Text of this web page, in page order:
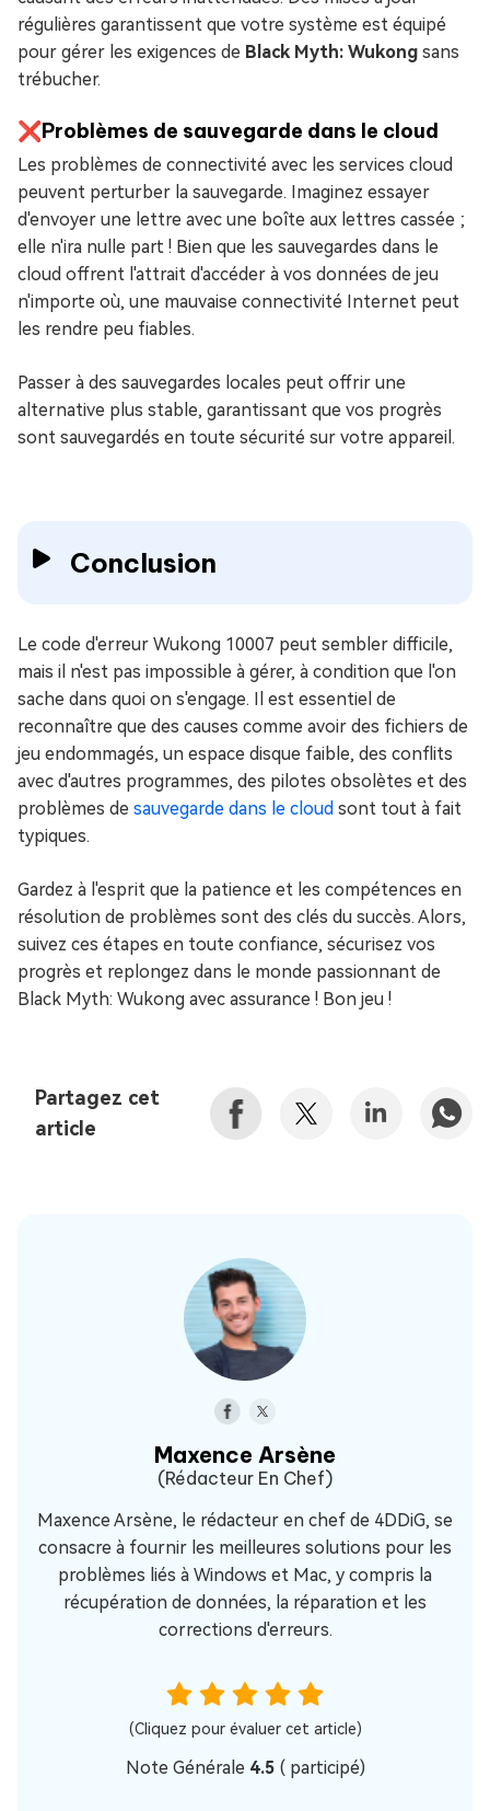
régulières garantissent que votre système est équipé
pour gérer les exigences de Black Myth: Wukong sans
trébucher.
❌Problèmes de sauvegarde dans le cloud
Les problèmes de connectivité avec les services cloud
peuvent perturber la sauvegarde. Imaginez essayer
d'envoyer une lettre avec une boîte aux lettres cassée ;
elle n'ira nulle part ! Bien que les sauvegardes dans le
cloud offrent l'attrait d'accéder à vos données de jeu
n'importe où, une mauvaise connectivité Internet peut
les rendre peu fiables.
Passer à des sauvegardes locales peut offrir une
alternative plus stable, garantissant que vos progrès
sont sauvegardés en toute sécurité sur votre appareil.
Conclusion
Le code d'erreur Wukong 10007 peut sembler difficile,
mais il n'est pas impossible à gérer, à condition que l'on
sache dans quoi on s'engage. Il est essentiel de
reconnaître que des causes comme avoir des fichiers de
jeu endommagés, un espace disque faible, des conflits
avec d'autres programmes, des pilotes obsolètes et des
problèmes de sauvegarde dans le cloud sont tout à fait
typiques.
Gardez à l'esprit que la patience et les compétences en
résolution de problèmes sont des clés du succès. Alors,
suivez ces étapes en toute confiance, sécurisez vos
progrès et replongez dans le monde passionnant de
Black Myth: Wukong avec assurance ! Bon jeu !
Partagez cet
article
Maxence Arsène
(Rédacteur En Chef)
Maxence Arsène, le rédacteur en chef de 4DDiG, se
consacre à fournir les meilleures solutions pour les
problèmes liés à Windows et Mac, y compris la
récupération de données, la réparation et les
corrections d'erreurs.
(Cliquez pour évaluer cet article)
Note Générale 4.5 ( participé)